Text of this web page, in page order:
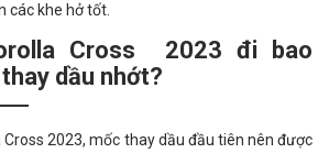
các khe hở tốt.
Cross 2023 đi bao
dầu nhớt?
2023, mốc thay dầu đầu tiên nên được